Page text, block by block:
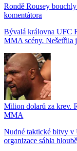
Rondě Rousey
komentátora
Bývalá královna UFC
MMA scény. Nešetřila
Milion dolarů za krev.
MMA
Nudné taktické bitvy
organizace sáhla